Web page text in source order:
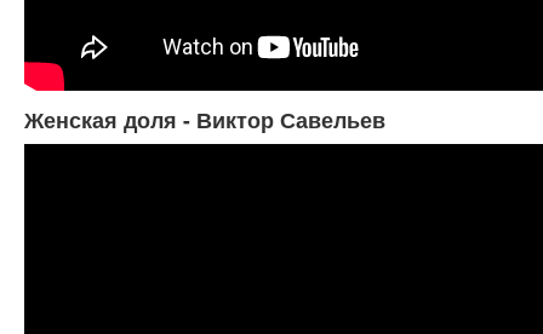
Женская доля - Виктор Савельев